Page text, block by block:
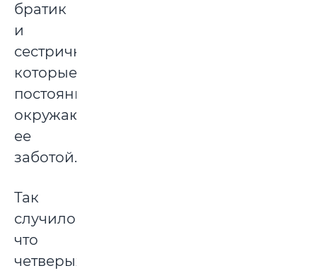
братик
и
сестрички,
которые
постоянно
окружают
ее
заботой.
Так
случилось,
что
четверых